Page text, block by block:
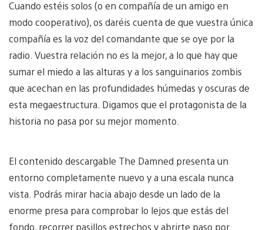
Cuando estéis solos (o en compañía de un amigo en
modo cooperativo), os daréis cuenta de que vuestra única
compañía es la voz del comandante que se oye por la
radio. Vuestra relación no es la mejor, a lo que hay que
sumar el miedo a las alturas y a los sanguinarios zombis
que acechan en las profundidades húmedas y oscuras de
esta megaestructura. Digamos que el protagonista de la
historia no pasa por su mejor momento.
El contenido descargable The Damned presenta un
entorno completamente nuevo y a una escala nunca
vista. Podrás mirar hacia abajo desde un lado de la
enorme presa para comprobar lo lejos que estás del
fondo, recorrer pasillos estrechos y abrirte paso por